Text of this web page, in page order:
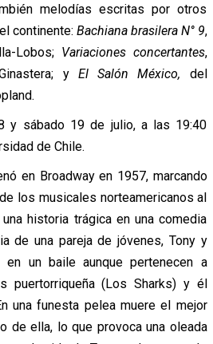
melodías escritas por otros
continente: Bachiana brasilera N° 9,
Lobos; Variaciones concertantes,
y El Salón México, del
y sábado 19 de julio, a las 19:40
de Chile.
en Broadway en 1957, marcando
los musicales norteamericanos al
historia trágica en una comedia
de una pareja de jóvenes, Tony y
en un baile aunque pertenecen a
puertorriqueña (Los Sharks) y él
una funesta pelea muere el mejor
de ella, lo que provoca una oleada